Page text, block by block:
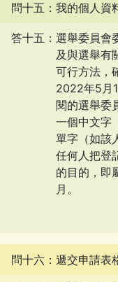
問十五：我的個人資
答十五：選舉委員會
及與選舉有
可行方法，
2022年5月
閱的選舉委
一個中文字
單字（如該
任何人把登
的目的，即
月。
問十六：遞交申請表